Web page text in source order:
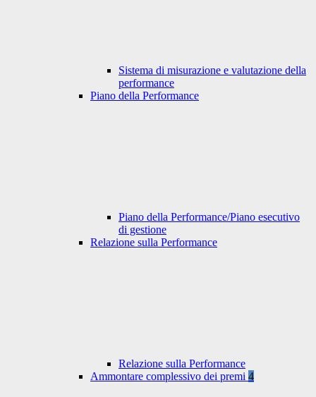
Sistema di misurazione e valutazione della
performance
Piano della Performance
Piano della Performance/Piano esecutivo
di gestione
Relazione sulla Performance
Relazione sulla Performance
Ammontare complessivo dei premi 4